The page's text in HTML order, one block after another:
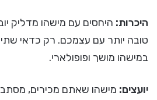
היכרות: היחסים עם מישהו מדליק
טובה יותר עם עצמכם. רק כדאי
במישהו מושך ופופולארי.
יועצים: מישהו שאתם מכירים,